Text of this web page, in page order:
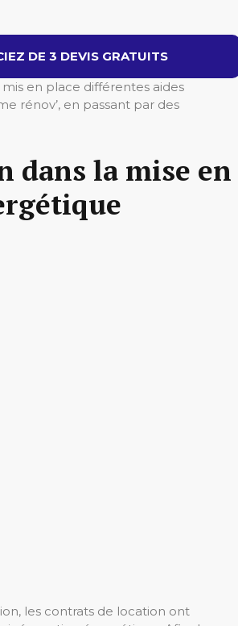
DE 3 DEVIS GRATUITS
en place différentes aides
rénov’, en passant par des
dans la mise en
les contrats de location ont